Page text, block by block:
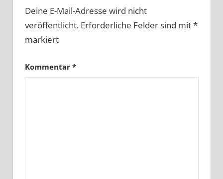
Deine E-Mail-Adresse wird nicht
veröffentlicht. Erforderliche Felder sind mit*
markiert
Kommentar *